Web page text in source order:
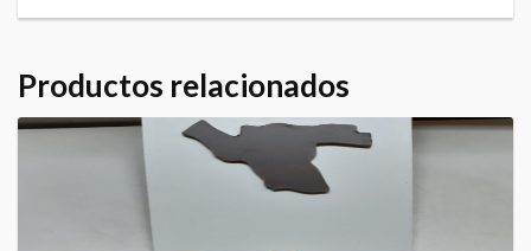
Productos relacionados